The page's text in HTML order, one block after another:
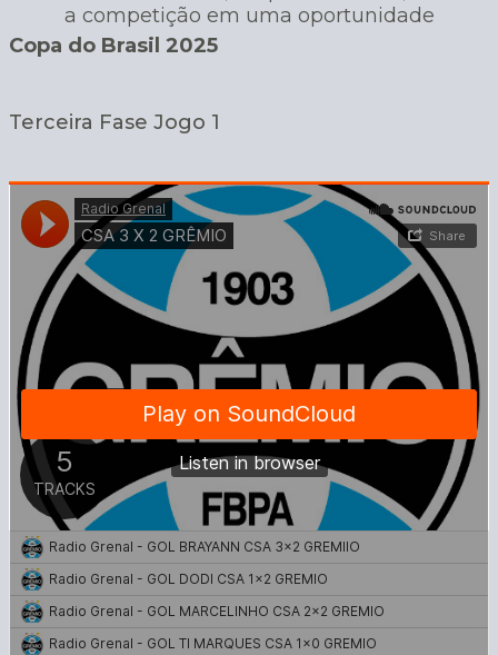
a competição em uma oportunidade
Copa do Brasil 2025
Terceira Fase Jogo 1